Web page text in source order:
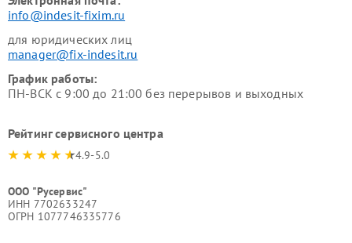
info@indesit-fixim.ru
для юридических лиц
manager@fix-indesit.ru
График работы:
ПН-ВСК с 9:00 до 21:00 без перерывов и выходных
Рейтинг сервисного центра
4.9-5.0
ООО "Русервис"
ИНН 7702633247
ОГРН 1077746335776